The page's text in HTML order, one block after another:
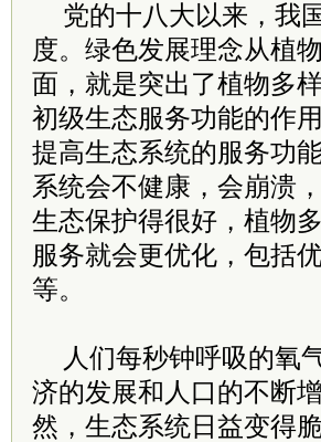
党的十八大以来，我
度。绿色发展理念从植
面，就是突出了植物多
初级生态服务功能的作
提高生态系统的服务功
系统会不健康，会崩溃
生态保护得很好，植物
服务就会更优化，包括
等。
人们每秒钟呼吸的氧
济的发展和人口的不断
然，生态系统日益变得